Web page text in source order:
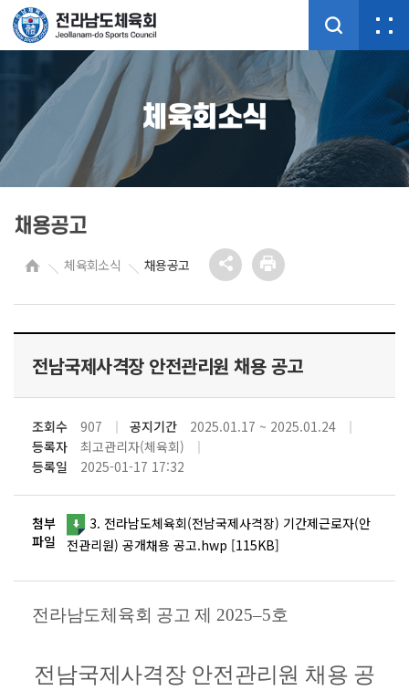
체육회소식
채용공고
체육회소식 채용공고
전남국제사격장 안전관리원 채용 공고
조회수 907 공지기간
2025.01.17 ~ 2025.01.24
등록자
최고관리자(체육회)
등록일
2025-01-17 17:32
첨부
파일
3. 전라남도체육회(전남국제사격장) 기간제근로자(안
전관리원) 공개채용 공고.hwp [115KB]
전라남도체육회 공고 제 2025–5호
전남국제사격장 안전관리원 채용 공